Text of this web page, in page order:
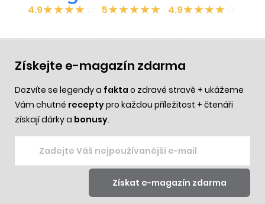
4.9★★★★ 5★★★★★ 4.9★★★★
Získejte e-magazín zdarma
Dozvíte se legendy a fakta o zdravé stravě + ukážeme
Vám chutné receptypro každou příležitost + čtenáři
získají dárky a bonusy.